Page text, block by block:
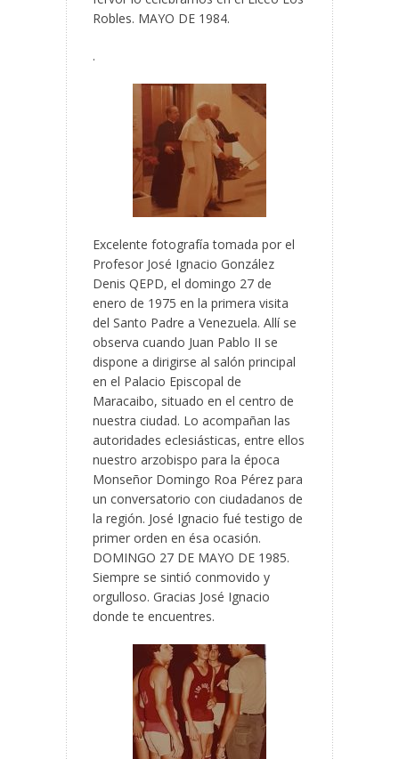
Robles. MAYO DE 1984.
.
Excelente fotografía tomada por el
Profesor José Ignacio González
Denis QEPD, el domingo 27 de
enero de 1975 en la primera visita
del Santo Padre a Venezuela. Allí se
observa cuando Juan Pablo II se
dispone a dirigirse al salón principal
en el Palacio Episcopal de
Maracaibo, situado en el centro de
nuestra ciudad. Lo acompañan las
autoridades eclesiásticas, entre ellos
nuestro arzobispo para la época
Monseñor Domingo Roa Pérez para
un conversatorio con ciudadanos de
la región. José Ignacio fué testigo de
primer orden en ésa ocasión.
DOMINGO 27 DE MAYO DE 1985.
Siempre se sintió conmovido y
orgulloso. Gracias José Ignacio
donde te encuentres.